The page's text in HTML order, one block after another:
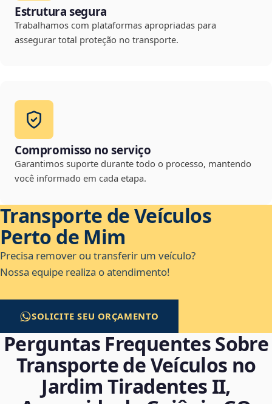
Estrutura segura
Trabalhamos com plataformas apropriadas para
assegurar total proteção no transporte.
Compromisso no serviço
Garantimos suporte durante todo o processo, mantendo
você informado em cada etapa.
Transporte de Veículos
Perto de Mim
Precisa remover ou transferir um veículo?
Nossa equipe realiza o atendimento!
SOLICITE SEU ORÇAMENTO
Perguntas Frequentes Sobre
Transporte de Veículos no
Jardim Tiradentes II,